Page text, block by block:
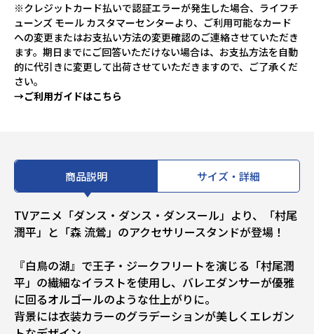
※クレジットカード払いで認証エラーが発生した場合、ライフチ
ューンズ モール カスタマーセンターより、ご利用可能なカード
への変更またはお支払い方法の変更確認のご連絡させていただき
ます。期日までにご回答いただけない場合は、お支払方法を自動
的に代引きに変更して出荷させていただきますので、ご了承くだ
さい。
→ご利用ガイドはこちら
商品説明 サイズ・詳細
TVアニメ「ダンス・ダンス・ダンスール」より、「村尾
潤平」と「森 流鶯」のアクセサリースタンドが登場！
『白鳥の湖』で王子・ジークフリートを演じる「村尾潤
平」の繊細なイラストを使用し、バレエダンサーが優雅
に回るオルゴールのような仕上がりに。
背景には衣装カラーのグラデーションが美しくエレガン